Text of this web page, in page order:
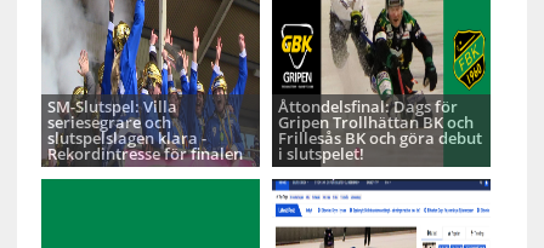
SM-Slutspel: Villa
seriesegrare och
slutspelslagen klara -
Rekordintresse för finalen
Åttondelsfinal: Dags för
Gripen Trollhättan BK och
Frillesås BK och göra debut
i slutspelet!